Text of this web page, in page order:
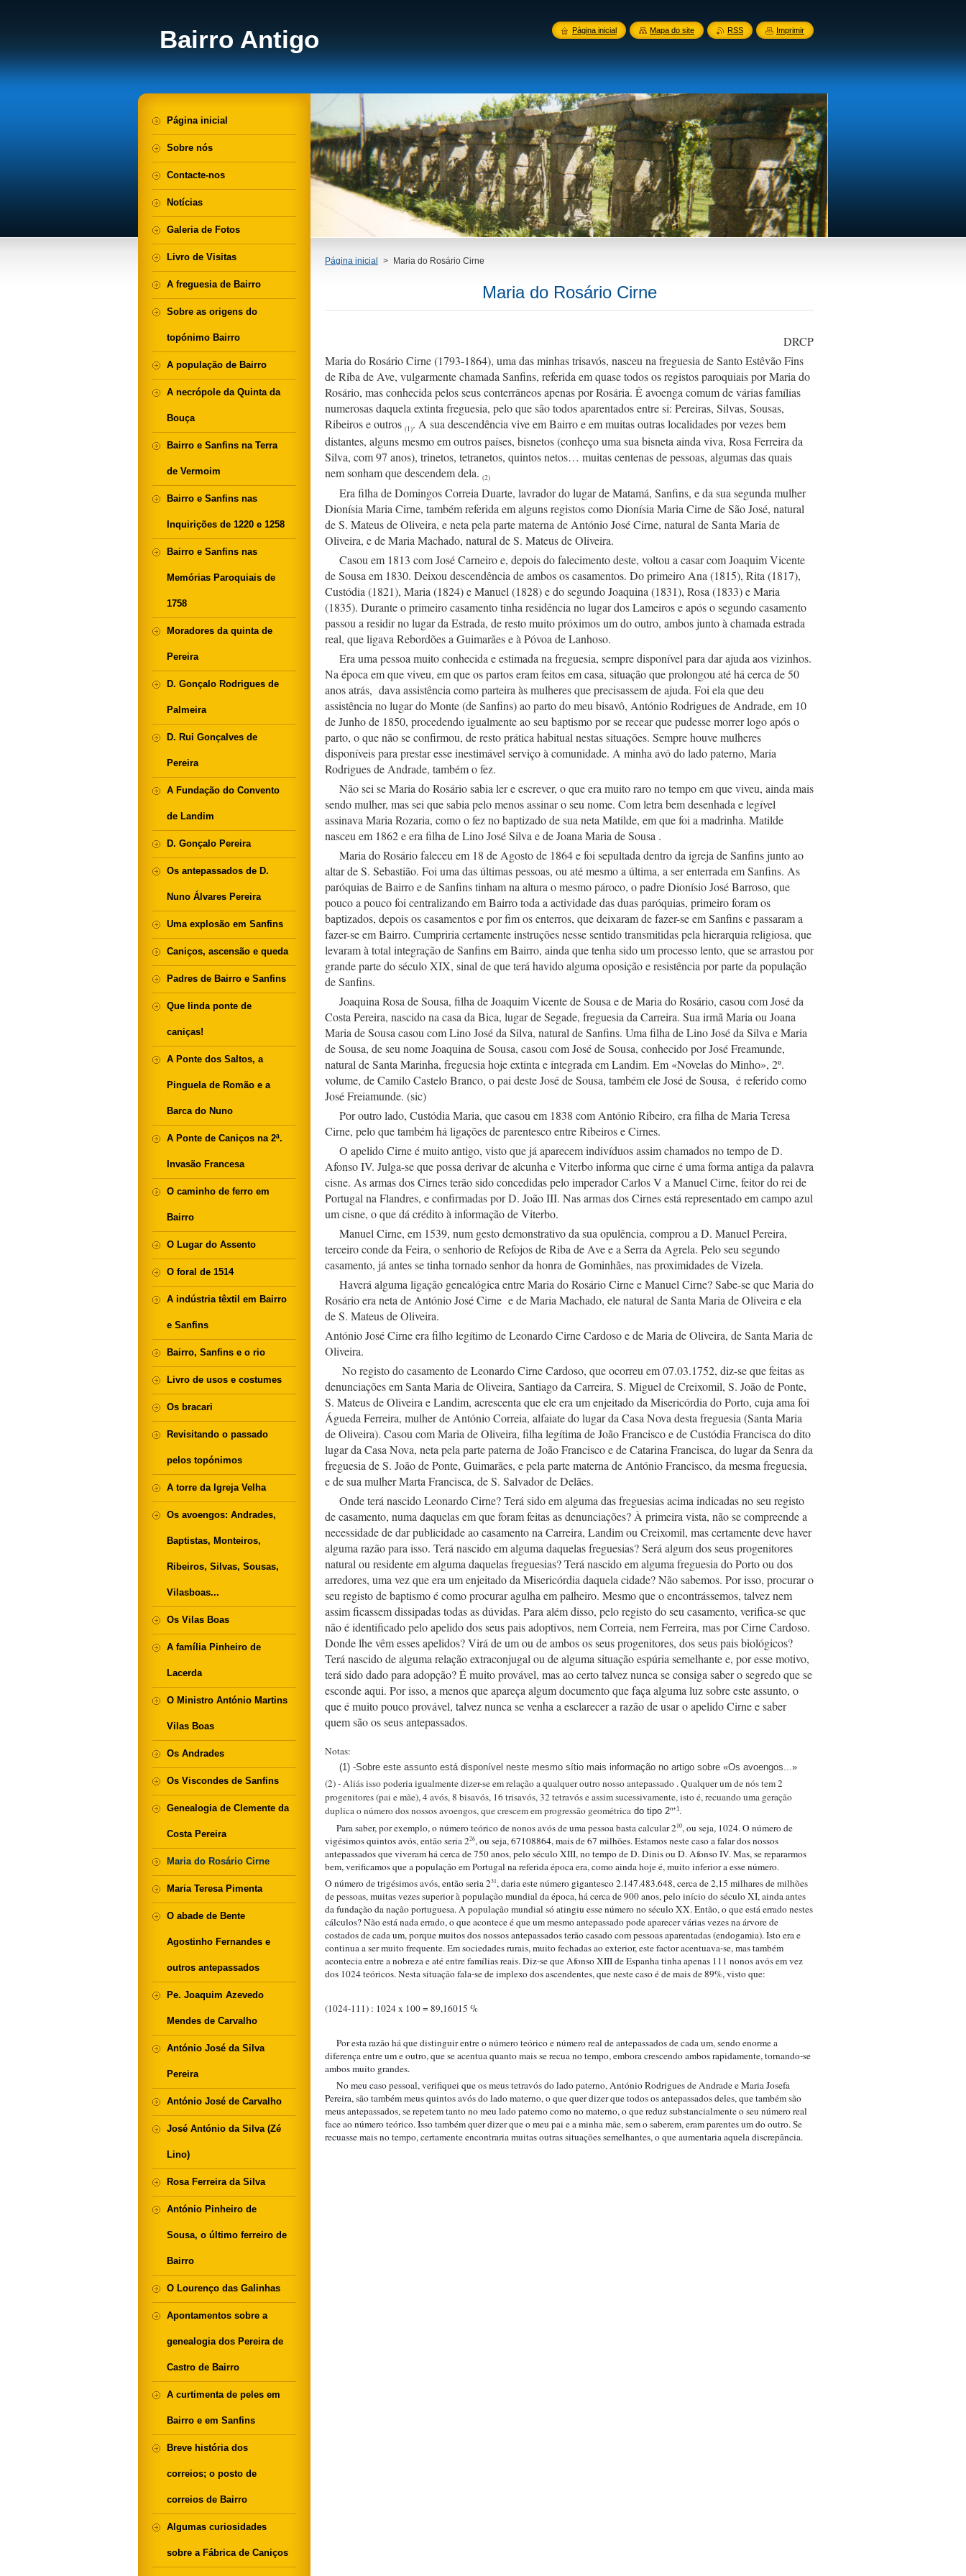
Bairro Antigo
Página inicial > Maria do Rosário Cirne
Maria do Rosário Cirne
DRCP
Maria do Rosário Cirne (1793-1864), uma das minhas trisavós, nasceu na freguesia de Santo Estêvão Fins
de Riba de Ave, vulgarmente chamada Sanfins, referida em quase todos os registos paroquiais por Maria do
Rosário, mas conhecida pelos seus conterrâneos apenas por Rosária. É avoenga comum de várias famílias
numerosas daquela extinta freguesia, pelo que são todos aparentados entre si: Pereiras, Silvas, Sousas,
Ribeiros e outros (1). A sua descendência vive em Bairro e em muitas outras localidades por vezes bem
distantes, alguns mesmo em outros países, bisnetos (conheço uma sua bisneta ainda viva, Rosa Ferreira da
Silva, com 97 anos), trinetos, tetranetos, quintos netos… muitas centenas de pessoas, algumas das quais
nem sonham que descendem dela. (2)
Era filha de Domingos Correia Duarte, lavrador do lugar de Matamá, Sanfins, e da sua segunda mulher
Dionísia Maria Cirne, também referida em alguns registos como Dionísia Maria Cirne de São José, natural
de S. Mateus de Oliveira, e neta pela parte materna de António José Cirne, natural de Santa Maria de
Oliveira, e de Maria Machado, natural de S. Mateus de Oliveira.
Casou em 1813 com José Carneiro e, depois do falecimento deste, voltou a casar com Joaquim Vicente
de Sousa em 1830. Deixou descendência de ambos os casamentos. Do primeiro Ana (1815), Rita (1817),
Custódia (1821), Maria (1824) e Manuel (1828) e do segundo Joaquina (1831), Rosa (1833) e Maria
(1835). Durante o primeiro casamento tinha residência no lugar dos Lameiros e após o segundo casamento
passou a residir no lugar da Estrada, de resto muito próximos um do outro, ambos junto à chamada estrada
real, que ligava Rebordões a Guimarães e à Póvoa de Lanhoso.
Era uma pessoa muito conhecida e estimada na freguesia, sempre disponível para dar ajuda aos vizinhos.
Na época em que viveu, em que os partos eram feitos em casa, situação que prolongou até há cerca de 50
anos atrás,  dava assistência como parteira às mulheres que precisassem de ajuda. Foi ela que deu
assistência no lugar do Monte (de Sanfins) ao parto do meu bisavô, António Rodrigues de Andrade, em 10
de Junho de 1850, procedendo igualmente ao seu baptismo por se recear que pudesse morrer logo após o
parto, o que não se confirmou, de resto prática habitual nestas situações. Sempre houve mulheres
disponíveis para prestar esse inestimável serviço à comunidade. A minha avó do lado paterno, Maria
Rodrigues de Andrade, também o fez.
Não sei se Maria do Rosário sabia ler e escrever, o que era muito raro no tempo em que viveu, ainda mais
sendo mulher, mas sei que sabia pelo menos assinar o seu nome. Com letra bem desenhada e legível
assinava Maria Rozaria, como o fez no baptizado de sua neta Matilde, em que foi a madrinha. Matilde
nasceu em 1862 e era filha de Lino José Silva e de Joana Maria de Sousa .
Maria do Rosário faleceu em 18 de Agosto de 1864 e foi sepultada dentro da igreja de Sanfins junto ao
altar de S. Sebastião. Foi uma das últimas pessoas, ou até mesmo a última, a ser enterrada em Sanfins. As
paróquias de Bairro e de Sanfins tinham na altura o mesmo pároco, o padre Dionísio José Barroso, que
pouco a pouco foi centralizando em Bairro toda a actividade das duas paróquias, primeiro foram os
baptizados, depois os casamentos e por fim os enterros, que deixaram de fazer-se em Sanfins e passaram a
fazer-se em Bairro. Cumpriria certamente instruções nesse sentido transmitidas pela hierarquia religiosa, que
levaram à total integração de Sanfins em Bairro, ainda que tenha sido um processo lento, que se arrastou por
grande parte do século XIX, sinal de que terá havido alguma oposição e resistência por parte da população
de Sanfins.
Joaquina Rosa de Sousa, filha de Joaquim Vicente de Sousa e de Maria do Rosário, casou com José da
Costa Pereira, nascido na casa da Bica, lugar de Segade, freguesia da Carreira. Sua irmã Maria ou Joana
Maria de Sousa casou com Lino José da Silva, natural de Sanfins. Uma filha de Lino José da Silva e Maria
de Sousa, de seu nome Joaquina de Sousa, casou com José de Sousa, conhecido por José Freamunde,
natural de Santa Marinha, freguesia hoje extinta e integrada em Landim. Em «Novelas do Minho», 2º.
volume, de Camilo Castelo Branco, o pai deste José de Sousa, também ele José de Sousa,  é referido como
José Freiamunde. (sic)
Por outro lado, Custódia Maria, que casou em 1838 com António Ribeiro, era filha de Maria Teresa
Cirne, pelo que também há ligações de parentesco entre Ribeiros e Cirnes.
O apelido Cirne é muito antigo, visto que já aparecem indivíduos assim chamados no tempo de D.
Afonso IV. Julga-se que possa derivar de alcunha e Viterbo informa que cirne é uma forma antiga da palavra
cisne. As armas dos Cirnes terão sido concedidas pelo imperador Carlos V a Manuel Cirne, feitor do rei de
Portugal na Flandres, e confirmadas por D. João III. Nas armas dos Cirnes está representado em campo azul
um cisne, o que dá crédito à informação de Viterbo.
Manuel Cirne, em 1539, num gesto demonstrativo da sua opulência, comprou a D. Manuel Pereira,
terceiro conde da Feira, o senhorio de Refojos de Riba de Ave e a Serra da Agrela. Pelo seu segundo
casamento, já antes se tinha tornado senhor da honra de Gominhães, nas proximidades de Vizela.
Haverá alguma ligação genealógica entre Maria do Rosário Cirne e Manuel Cirne? Sabe-se que Maria do
Rosário era neta de António José Cirne  e de Maria Machado, ele natural de Santa Maria de Oliveira e ela
de S. Mateus de Oliveira.
António José Cirne era filho legítimo de Leonardo Cirne Cardoso e de Maria de Oliveira, de Santa Maria de
Oliveira.
No registo do casamento de Leonardo Cirne Cardoso, que ocorreu em 07.03.1752, diz-se que feitas as
denunciações em Santa Maria de Oliveira, Santiago da Carreira, S. Miguel de Creixomil, S. João de Ponte,
S. Mateus de Oliveira e Landim, acrescenta que ele era um enjeitado da Misericórdia do Porto, cuja ama foi
Águeda Ferreira, mulher de António Correia, alfaiate do lugar da Casa Nova desta freguesia (Santa Maria
de Oliveira). Casou com Maria de Oliveira, filha legítima de João Francisco e de Custódia Francisca do dito
lugar da Casa Nova, neta pela parte paterna de João Francisco e de Catarina Francisca, do lugar da Senra da
freguesia de S. João de Ponte, Guimarães, e pela parte materna de António Francisco, da mesma freguesia,
e de sua mulher Marta Francisca, de S. Salvador de Delães.
Onde terá nascido Leonardo Cirne? Terá sido em alguma das freguesias acima indicadas no seu registo
de casamento, numa daquelas em que foram feitas as denunciações? À primeira vista, não se compreende a
necessidade de dar publicidade ao casamento na Carreira, Landim ou Creixomil, mas certamente deve haver
alguma razão para isso. Terá nascido em alguma daquelas freguesias? Será algum dos seus progenitores
natural ou residente em alguma daquelas freguesias? Terá nascido em alguma freguesia do Porto ou dos
arredores, uma vez que era um enjeitado da Misericórdia daquela cidade? Não sabemos. Por isso, procurar o
seu registo de baptismo é como procurar agulha em palheiro. Mesmo que o encontrássemos, talvez nem
assim ficassem dissipadas todas as dúvidas. Para além disso, pelo registo do seu casamento, verifica-se que
não é identificado pelo apelido dos seus pais adoptivos, nem Correia, nem Ferreira, mas por Cirne Cardoso.
Donde lhe vêm esses apelidos? Virá de um ou de ambos os seus progenitores, dos seus pais biológicos?
Terá nascido de alguma relação extraconjugal ou de alguma situação espúria semelhante e, por esse motivo,
terá sido dado para adopção? É muito provável, mas ao certo talvez nunca se consiga saber o segredo que se
esconde aqui. Por isso, a menos que apareça algum documento que faça alguma luz sobre este assunto, o
que é muito pouco provável, talvez nunca se venha a esclarecer a razão de usar o apelido Cirne e saber
quem são os seus antepassados.
Notas:
(1) -Sobre este assunto está disponível neste mesmo sítio mais informação no artigo sobre «Os avoengos...»
(2) - Aliás isso poderia igualmente dizer-se em relação a qualquer outro nosso antepassado . Qualquer um de nós tem 2
progenitores (pai e mãe), 4 avós, 8 bisavós, 16 trisavós, 32 tetravós e assim sucessivamente, isto é, recuando uma geração
duplica o número dos nossos avoengos, que crescem em progressão geométrica do tipo 2n+1 .
Para saber, por exemplo, o número teórico de nonos avós de uma pessoa basta calcular 210, ou seja, 1024. O número de
vigésimos quintos avós, então seria 226, ou seja, 67108864, mais de 67 milhões. Estamos neste caso a falar dos nossos
antepassados que viveram há cerca de 750 anos, pelo século XIII, no tempo de D. Dinis ou D. Afonso IV. Mas, se repararmos
bem, verificamos que a população em Portugal na referida época era, como ainda hoje é, muito inferior a esse número.
O número de trigésimos avós, então seria 231, daria este número gigantesco 2.147.483.648, cerca de 2,15 milhares de milhões
de pessoas, muitas vezes superior à população mundial da época, há cerca de 900 anos, pelo início do século XI, ainda antes
da fundação da nação portuguesa. A população mundial só atingiu esse número no século XX. Então, o que está errado nestes
cálculos? Não está nada errado, o que acontece é que um mesmo antepassado pode aparecer várias vezes na árvore de
costados de cada um, porque muitos dos nossos antepassados terão casado com pessoas aparentadas (endogamia). Isto era e
continua a ser muito frequente. Em sociedades rurais, muito fechadas ao exterior, este factor acentuava-se, mas também
acontecia entre a nobreza e até entre famílias reais. Diz-se que Afonso XIII de Espanha tinha apenas 111 nonos avós em vez
dos 1024 teóricos. Nesta situação fala-se de implexo dos ascendentes, que neste caso é de mais de 89%, visto que:
(1024-111) : 1024 x 100 = 89,16015 %
Por esta razão há que distinguir entre o número teórico e número real de antepassados de cada um, sendo enorme a
diferença entre um e outro, que se acentua quanto mais se recua no tempo, embora crescendo ambos rapidamente, tornando-se
ambos muito grandes.
No meu caso pessoal, verifiquei que os meus tetravós do lado paterno, António Rodrigues de Andrade e Maria Josefa
Pereira, são também meus quintos avós do lado materno, o que quer dizer que todos os antepassados deles, que também são
meus antepassados, se repetem tanto no meu lado paterno como no materno, o que reduz substancialmente o seu número real
face ao número teórico. Isso também quer dizer que o meu pai e a minha mãe, sem o saberem, eram parentes um do outro. Se
recuasse mais no tempo, certamente encontraria muitas outras situações semelhantes, o que aumentaria aquela discrepância.
Página inicial
Sobre nós
Contacte-nos
Notícias
Galeria de Fotos
Livro de Visitas
A freguesia de Bairro
Sobre as origens do
topónimo Bairro
A população de Bairro
A necrópole da Quinta da
Bouça
Bairro e Sanfins na Terra
de Vermoim
Bairro e Sanfins nas
Inquirições de 1220 e 1258
Bairro e Sanfins nas
Memórias Paroquiais de
1758
Moradores da quinta de
Pereira
D. Gonçalo Rodrigues de
Palmeira
D. Rui Gonçalves de
Pereira
A Fundação do Convento
de Landim
D. Gonçalo Pereira
Os antepassados de D.
Nuno Álvares Pereira
Uma explosão em Sanfins
Caniços, ascensão e queda
Padres de Bairro e Sanfins
Que linda ponte de
caniças!
A Ponte dos Saltos, a
Pinguela de Romão e a
Barca do Nuno
A Ponte de Caniços na 2ª.
Invasão Francesa
O caminho de ferro em
Bairro
O Lugar do Assento
O foral de 1514
A indústria têxtil em Bairro
e Sanfins
Bairro, Sanfins e o rio
Livro de usos e costumes
Os bracari
Revisitando o passado
pelos topónimos
A torre da Igreja Velha
Os avoengos: Andrades,
Baptistas, Monteiros,
Ribeiros, Silvas, Sousas,
Vilasboas...
Os Vilas Boas
A família Pinheiro de
Lacerda
O Ministro António Martins
Vilas Boas
Os Andrades
Os Viscondes de Sanfins
Genealogia de Clemente da
Costa Pereira
Maria do Rosário Cirne
Maria Teresa Pimenta
O abade de Bente
Agostinho Fernandes e
outros antepassados
Pe. Joaquim Azevedo
Mendes de Carvalho
António José da Silva
Pereira
António José de Carvalho
José António da Silva (Zé
Lino)
Rosa Ferreira da Silva
António Pinheiro de
Sousa, o último ferreiro de
Bairro
O Lourenço das Galinhas
Apontamentos sobre a
genealogia dos Pereira de
Castro de Bairro
A curtimenta de peles em
Bairro e em Sanfins
Breve história dos
correios; o posto de
correios de Bairro
Algumas curiosidades
sobre a Fábrica de Caniços
Página inicial Mapa do site RSS Imprimir